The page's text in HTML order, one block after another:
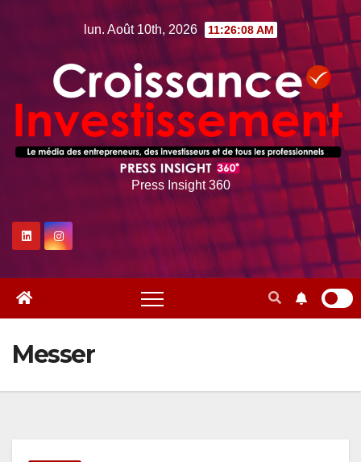
lun. Août 10th, 2026 11:26:09 AM
Press Insight 360
Messer